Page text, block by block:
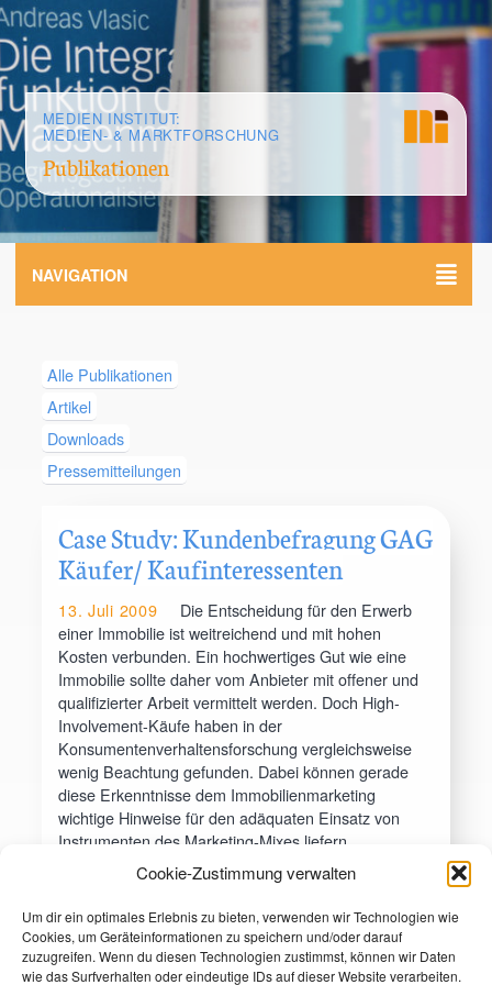
Cookie-Zustimmung verwalten
Um dir ein optimales Erlebnis zu bieten, verwenden wir Technologien wie
Cookies, um Geräteinformationen zu speichern und/oder darauf
zuzugreifen. Wenn du diesen Technologien zustimmst, können wir Daten
wie das Surfverhalten oder eindeutige IDs auf dieser Website verarbeiten.
MEDIEN INSTITUT:
MEDIEN- & MARKTFORSCHUNG
Publikationen
NAVIGATION
Alle Publikationen
Artikel
Downloads
Pressemitteilungen
Case Study: Kundenbefragung GAG
Käufer/ Kaufinteressenten
13. Juli 2009
Die Entscheidung für den Erwerb
einer Immobilie ist weitreichend und mit hohen
Kosten verbunden. Ein hochwertiges Gut wie eine
Immobilie sollte daher vom Anbieter mit offener und
qualifizierter Arbeit vermittelt werden. Doch High-
Involvement-Käufe haben in der
Konsumentenverhaltensforschung vergleichsweise
wenig Beachtung gefunden. Dabei können gerade
diese Erkenntnisse dem Immobilienmarketing
wichtige Hinweise für den adäquaten Einsatz von
Instrumenten des Marketing-Mixes liefern.
Case Study: Kundenbefragung GAG Käufer/